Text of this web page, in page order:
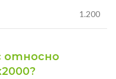
1.200
относно